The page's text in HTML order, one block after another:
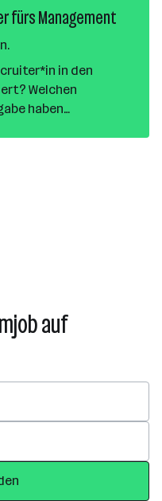
fürs Management
in den
Welchen
haben
bei karriere.at, im
auf